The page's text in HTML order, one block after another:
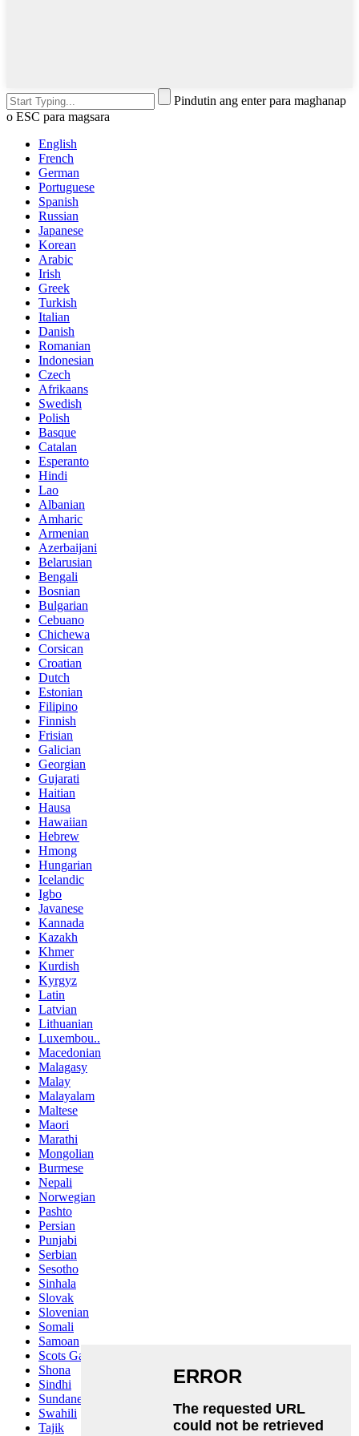
Pindutin ang enter para maghanap
o ESC para magsara
English
French
German
Portuguese
Spanish
Russian
Japanese
Korean
Arabic
Irish
Greek
Turkish
Italian
Danish
Romanian
Indonesian
Czech
Afrikaans
Swedish
Polish
Basque
Catalan
Esperanto
Hindi
Lao
Albanian
Amharic
Armenian
Azerbaijani
Belarusian
Bengali
Bosnian
Bulgarian
Cebuano
Chichewa
Corsican
Croatian
Dutch
Estonian
Filipino
Finnish
Frisian
Galician
Georgian
Gujarati
Haitian
Hausa
Hawaiian
Hebrew
Hmong
Hungarian
Icelandic
Igbo
Javanese
Kannada
Kazakh
Khmer
Kurdish
Kyrgyz
Latin
Latvian
Lithuanian
Luxembou..
Macedonian
Malagasy
Malay
Malayalam
Maltese
Maori
Marathi
Mongolian
Burmese
Nepali
Norwegian
Pashto
Persian
Punjabi
Serbian
Sesotho
Sinhala
Slovak
Slovenian
Somali
Samoan
Scots Gaelic
Shona
Sindhi
Sundanese
Swahili
Tajik